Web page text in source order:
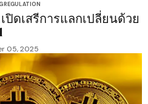
REGULATION
ดเสรีการแลกเปลี่ยนด้วย
05, 2025